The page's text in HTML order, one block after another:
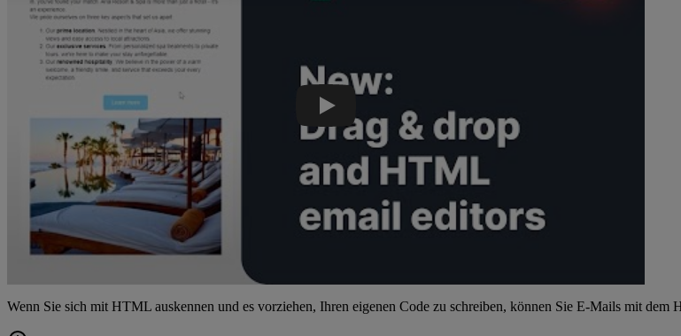
Wenn Sie sich mit HTML auskennen und es vorziehen, Ihren eigenen Code zu schreiben, können Sie E-Mails mit